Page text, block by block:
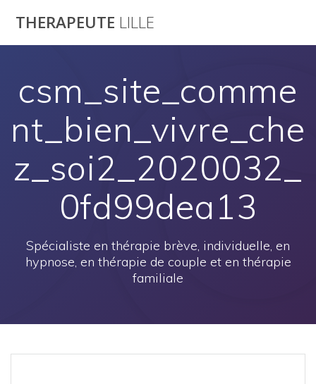
THERAPEUTE LILLE
csm_site_comme
nt_bien_vivre_che
z_soi2_2020032_
0fd99dea13
Spécialiste en thérapie brève, individuelle, en
hypnose, en thérapie de couple et en thérapie
familiale